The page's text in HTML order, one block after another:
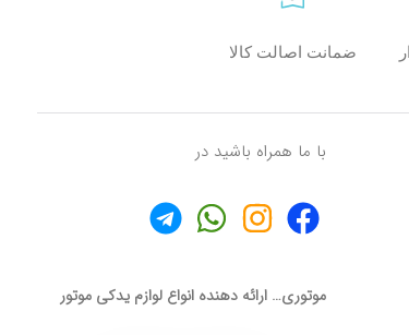
ضمانت اصالت کالا
با ما همراه باشید در
موتوری… ارائه دهنده انواع لوازم یدکی موتور